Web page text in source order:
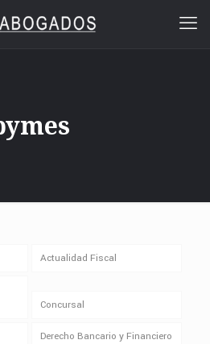
Actualidad Fiscal
Concursal
Derecho Bancario y Financiero